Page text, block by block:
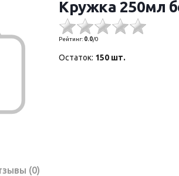
Кружка 250мл
Рейтинг: 0.0/0
Остаток: 150 шт.
(0)